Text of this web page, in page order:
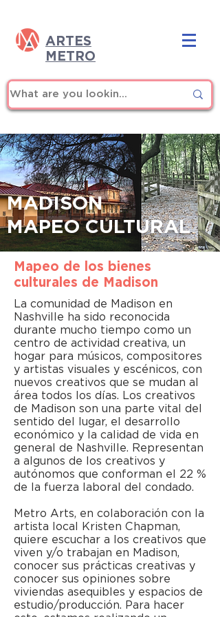
ARTES
METRO
MADISON
MAPEO CULTURAL
Mapeo de los bienes
culturales de Madison
La comunidad de Madison en
Nashville ha sido reconocida
durante mucho tiempo como un
centro de actividad creativa, un
hogar para músicos, compositores
y artistas visuales y escénicos, con
nuevos creativos que se mudan al
área todos los días. Los creativos
de Madison son una parte vital del
sentido del lugar, el desarrollo
económico y la calidad de vida en
general de Nashville. Representan
a algunos de los creativos y
autónomos que conforman el 22 %
de la fuerza laboral del condado.
Metro Arts, en colaboración con la
artista local Kristen Chapman,
quiere escuchar a los creativos que
viven y/o trabajan en Madison,
conocer sus prácticas creativas y
conocer sus opiniones sobre
viviendas asequibles y espacios de
estudio/producción. Para hacer